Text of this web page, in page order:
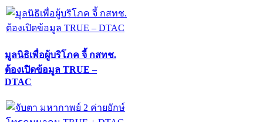
มูลนิธิเพื่อผู้บริโภค จี้ กสทช.
ต้องเปิดข้อมูล TRUE –
DTAC